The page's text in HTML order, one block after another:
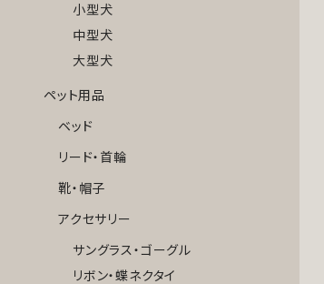
小型犬
中型犬
大型犬
ペット用品
ベッド
リード・首輪
靴・帽子
アクセサリー
サングラス・ゴーグル
リボン・蝶ネクタイ